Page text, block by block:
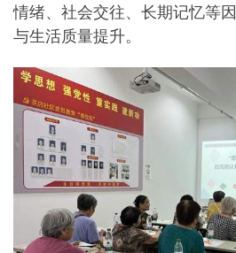
情绪、社会交往、长期记忆等
与生活质量提升。